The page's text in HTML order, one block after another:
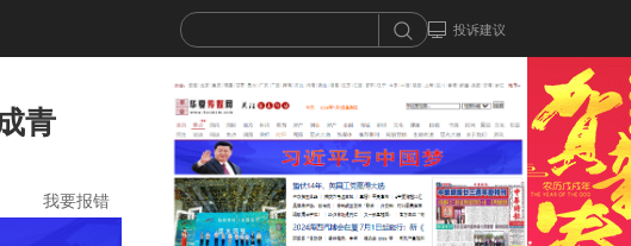
投诉建议
青
我要报错